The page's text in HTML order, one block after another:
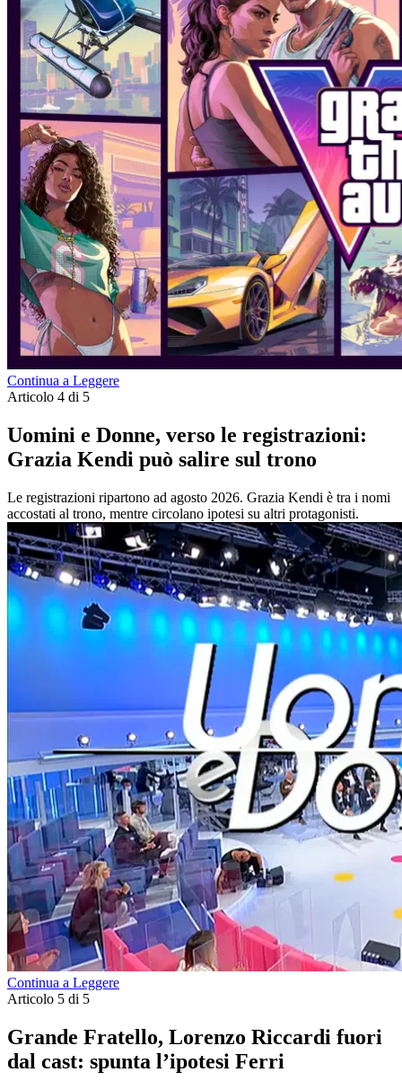
Continua a Leggere
Articolo 4 di 5
Uomini e Donne, verso le registrazioni:
Grazia Kendi può salire sul trono
Le registrazioni ripartono ad agosto 2026. Grazia Kendi è tra i nomi
accostati al trono, mentre circolano ipotesi su altri protagonisti.
Continua a Leggere
Articolo 5 di 5
Grande Fratello, Lorenzo Riccardi fuori
dal cast: spunta l’ipotesi Ferri